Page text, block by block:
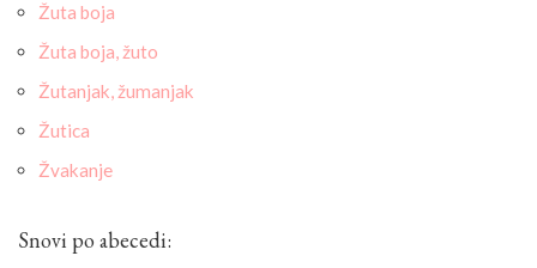
Žuta boja
Žuta boja, žuto
Žutanjak, žumanjak
Žutica
Žvakanje
Snovi po abecedi: